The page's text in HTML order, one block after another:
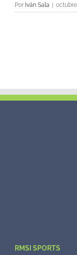
Por Iván Sala
RMSI SPORTS